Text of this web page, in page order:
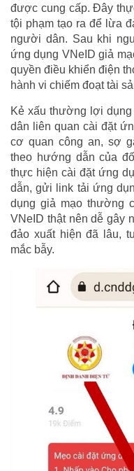
được cung cấp. Đây
tội phạm tạo ra để lừa
người dân. Sau khi
ứng dụng VNeID giả
quyền điều khiển điện
hành vi chiếm đoạt tài
Kẻ xấu thường lợi
dân liên quan cài đặt
cơ quan công an, sợ
theo hướng dẫn của
thực hiện cài đặt ứng
dẫn, gửi link tải ứng
dụng giả mạo thường
VNeID thật nên dễ gây
đảo xuất hiện đã lâu,
mắc bẫy.